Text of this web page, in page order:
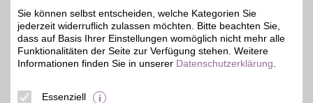
Zum Partnerprofil
26,7 km
Zoofachmarkt Aquarium Erkner
Sie können selbst entscheiden, welche Kategorien Sie
jederzeit widerruflich zulassen möchten. Bitte beachten Sie,
dass auf Basis Ihrer Einstellungen womöglich nicht mehr alle
Funktionalitäten der Seite zur Verfügung stehen. Weitere
Informationen finden Sie in unserer Datenschutzerklärung
Essenziell